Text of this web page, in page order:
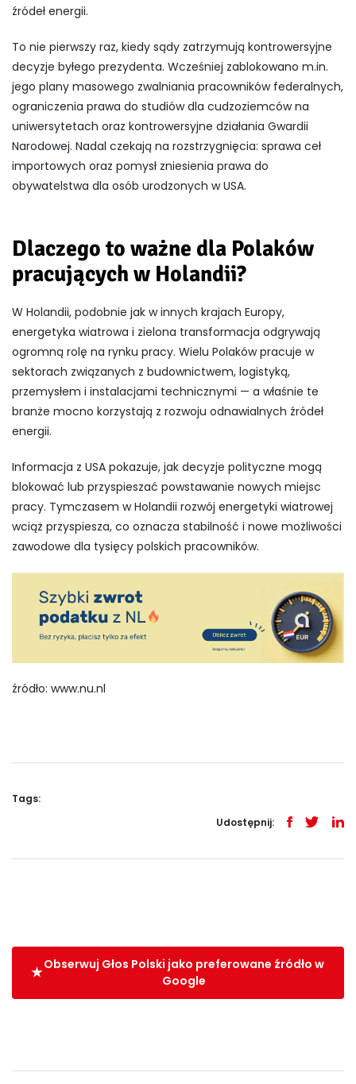
źródeł energii.
To nie pierwszy raz, kiedy sądy zatrzymują kontrowersyjne
decyzje byłego prezydenta. Wcześniej zablokowano m.in.
jego plany masowego zwalniania pracowników federalnych,
ograniczenia prawa do studiów dla cudzoziemców na
uniwersytetach oraz kontrowersyjne działania Gwardii
Narodowej. Nadal czekają na rozstrzygnięcia: sprawa ceł
importowych oraz pomysł zniesienia prawa do
obywatelstwa dla osób urodzonych w USA.
Dlaczego to ważne dla Polaków
pracujących w Holandii?
W Holandii, podobnie jak w innych krajach Europy,
energetyka wiatrowa i zielona transformacja odgrywają
ogromną rolę na rynku pracy. Wielu Polaków pracuje w
sektorach związanych z budownictwem, logistyką,
przemysłem i instalacjami technicznymi — a właśnie te
branże mocno korzystają z rozwoju odnawialnych źródeł
energii.
Informacja z USA pokazuje, jak decyzje polityczne mogą
blokować lub przyspieszać powstawanie nowych miejsc
pracy. Tymczasem w Holandii rozwój energetyki wiatrowej
wciąż przyspiesza, co oznacza stabilność i nowe możliwości
zawodowe dla tysięcy polskich pracowników.
źródło: www.nu.nl
Tags:
Udostępnij:
Obserwuj Głos Polski jako preferowane źródło w
Google